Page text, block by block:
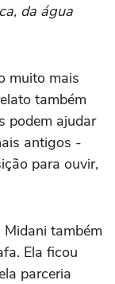
da água
muito mais
também
podem ajudar
antigos -
para ouvir,
também
Ela ficou
parceria